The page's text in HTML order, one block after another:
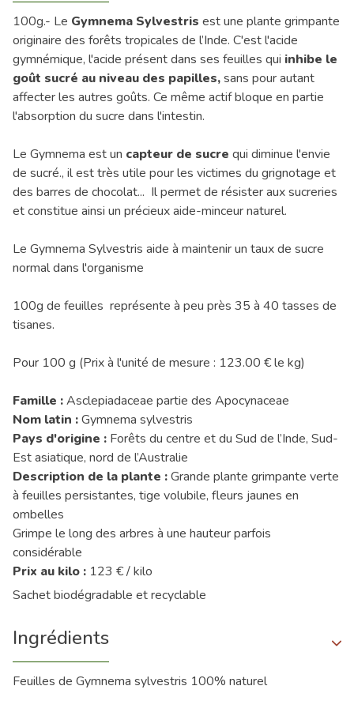
100g.- Le Gymnema Sylvestris est une plante grimpante
originaire des forêts tropicales de l’Inde. C'est l'acide
gymnémique, l'acide présent dans ses feuilles qui inhibe le
goût sucré au niveau des papilles,sans pour autant
affecter les autres goûts. Ce même actif bloque en partie
l'absorption du sucre dans l'intestin.
Le Gymnema est un capteur de sucre qui diminue l'envie
de sucré., il est très utile pour les victimes du grignotage et
des barres de chocolat... Il permet de résister aux sucreries
et constitue ainsi un précieux aide-minceur naturel.
Le Gymnema Sylvestris aide à maintenir un taux de sucre
normal dans l'organisme
100g de feuilles représente à peu près 35 à 40 tasses de
tisanes.
Pour 100 g (Prix à l'unité de mesure : 123.00 € le kg)
Famille :Asclepiadaceae partie des Apocynaceae
Nom latin :Gymnema sylvestris
Pays d'origine : Forêts du centre et du Sud de l’Inde, Sud-
Est asiatique, nord de l’Australie
Description de la plante :Grande plante grimpante verte
à feuilles persistantes, tige volubile, fleurs jaunes en
ombelles
Grimpe le long des arbres à une hauteur parfois
considérable
Prix au kilo : 123 € / kilo
Sachet biodégradable et recyclable
Ingrédients
Feuilles de Gymnema sylvestris 100% naturel